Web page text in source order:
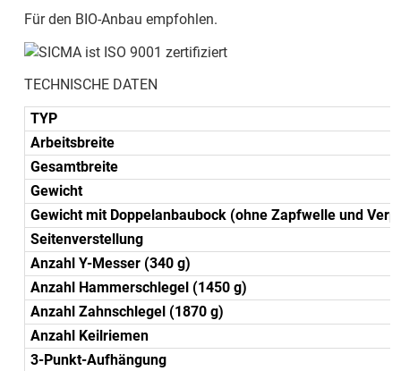
Für den BIO-Anbau empfohlen.
TECHNISCHE DATEN
TYP
Arbeitsbreite
Gesamtbreite
Gewicht
Gewicht mit Doppelanbaubock (ohne Zapfwelle und
Seitenverstellung
Anzahl Y-Messer (340 g)
Anzahl Hammerschlegel (1450 g)
Anzahl Zahnschlegel (1870 g)
Anzahl Keilriemen
3-Punkt-Aufhängung